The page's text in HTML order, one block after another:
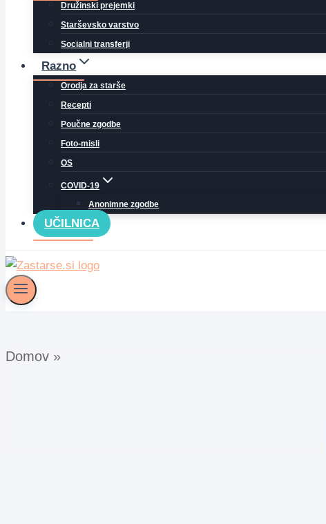
Družinski prejemki
Starševsko varstvo
Socialni transferji
Razno
Orodja za starše
Recepti
Poučne zgodbe
Foto-misli
OS
COVID-19
Anonimne zgodbe
UČILNICA
Domov »